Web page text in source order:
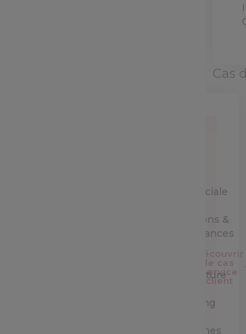
Cas
commerciale
Opérations &
performances
Architecture
Marketing
campagnes
Découvrir
le cas
Service
client